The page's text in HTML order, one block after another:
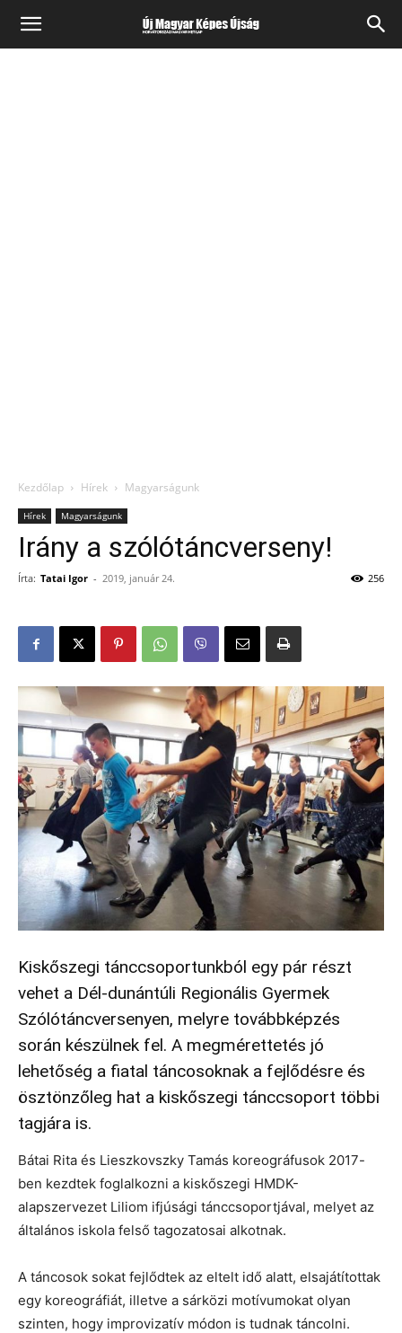
Kezdőlap Hírek Magyarságunk
Hírek Magyarságunk
Irány a szólótáncverseny!
Írta: Tatai Igor - 2019, január 24. 256
Kiskőszegi tánccsoportunkból egy pár részt
vehet a Dél-dunántúli Regionális Gyermek
Szólótáncversenyen, melyre továbbképzés
során készülnek fel. A megmérettetés jó
lehetőség a fiatal táncosoknak a fejlődésre és
ösztönzőleg hat a kiskőszegi tánccsoport többi
tagjára is.
Bátai Rita és Lieszkovszky Tamás koreográfusok 2017-
ben kezdtek foglalkozni a kiskőszegi HMDK-
alapszervezet Liliom ifjúsági tánccsoportjával, melyet az
általános iskola felső tagozatosai alkotnak.
A táncosok sokat fejlődtek az eltelt idő alatt, elsajátítottak
egy koreográfiát, illetve a sárközi motívumokat olyan
szinten, hogy improvizatív módon is tudnak táncolni.